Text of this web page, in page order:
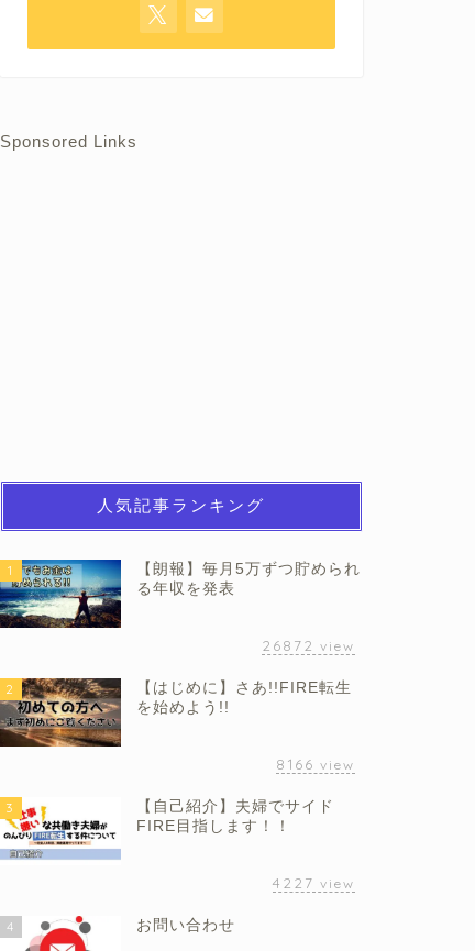
Sponsored Links
人気記事ランキング
1
【朗報】毎月5万ずつ貯められ
る年収を発表
26872 view
2
【はじめに】さあ!!FIRE転生
を始めよう!!
8166 view
3
【自己紹介】夫婦でサイド
FIRE目指します！！
4227 view
4 お問い合わせ